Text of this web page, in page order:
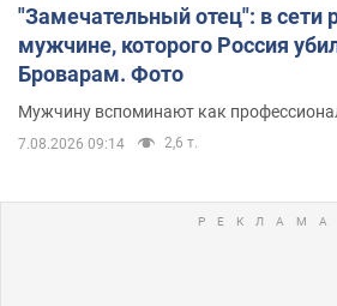
"Замечательный отец": в сети
мужчине, которого Россия
Броварам. Фото
Мужчину вспоминают как
7.08.2026 09:14 2,6 т.